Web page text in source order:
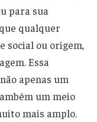
para sua
qualquer
social ou origem,
Essa
apenas um
um meio
mais amplo.